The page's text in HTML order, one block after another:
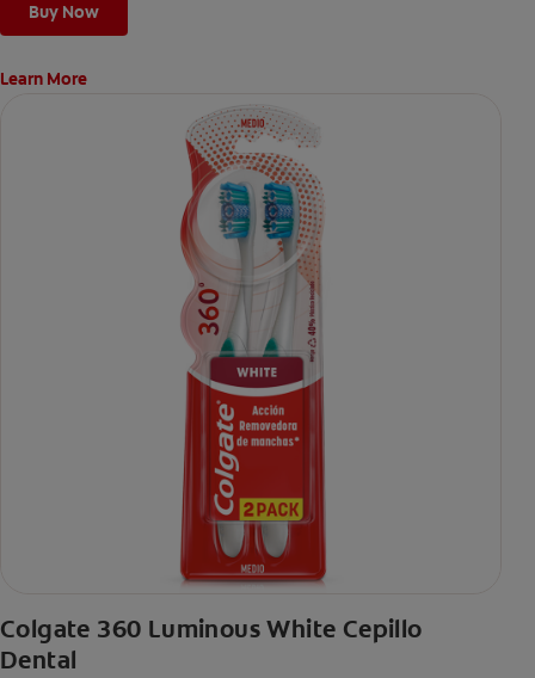
Buy Now
Learn More
Colgate 360 Luminous White Cepillo
Dental